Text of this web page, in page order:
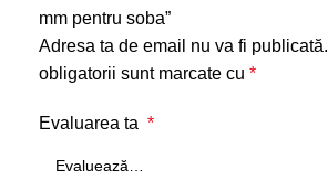
mm pentru soba”
Adresa ta de email nu va fi publicată.
obligatorii sunt marcate cu *
Evaluarea ta *